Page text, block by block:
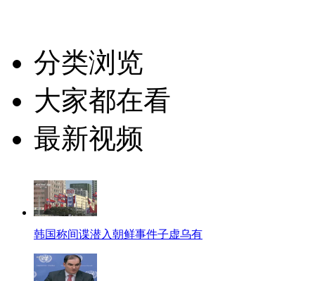
分类浏览
大家都在看
最新视频
韩国称间谍潜入朝鲜事件子虚乌有